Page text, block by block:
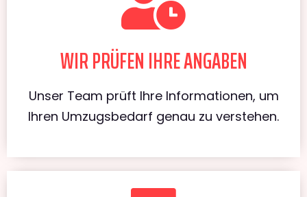
WIR PRÜFEN IHRE ANGABEN
Unser Team prüft Ihre Informationen, um
Ihren Umzugsbedarf genau zu verstehen.